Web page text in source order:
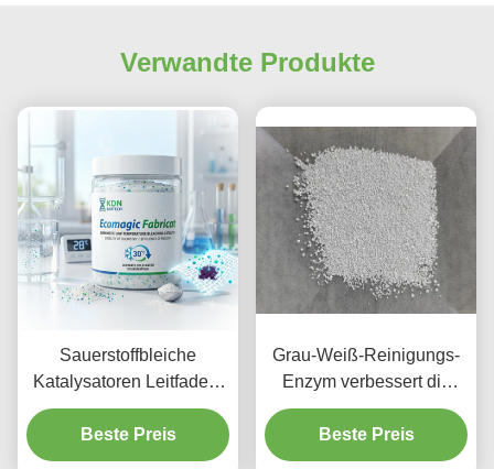
Verwandte Produkte
Sauerstoffbleiche
Katalysatoren Leitfaden:
"Low-Temp King"?
Beste Preis
Grau-Weiß-Reinigungs-
Enzym verbessert die
Effizienz der Wäsche
Beste Preis